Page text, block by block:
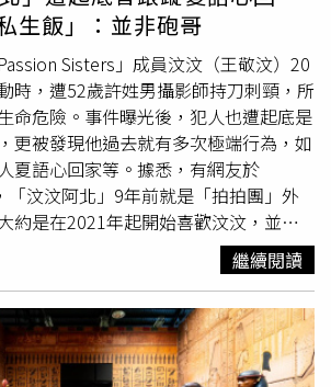
及享譽全球的阿根廷革命家切格瓦拉
）。格瓦拉於1967年在玻利維
時遭到槍決。巴爾德斯隨後加入卡斯楚
斯特臘山脈（Sierra Maestra）建立的
拉的副指揮官。他與格瓦拉並肩作戰，
拉戰役（Battle of Santa Clara）。這
塔於1959年1月1日逃離古巴前的最後
命的關鍵轉折點。革命勝利後，巴爾德
掌權後所建立的國家安全機構負責人。
樣，巴爾德斯擁有強烈的個人魅力，且
橄欖綠軍裝。直到生命最後階段，他仍
開始蓄留、帶有列夫托洛斯基（Leon
主義革命家）風格的山羊鬍。此外，
者，即使年過80歲，仍持續維持規律的
政治生涯中，巴爾德斯曾先後擔任內政
飯」：並非砲哥
Sisters」成員汶汶（王敬汶）20
時，遭52歲許姓男攝影師持刀刺頸，所
命危險。事件曝光後，犯人也遭起底是
更被發現他過去就有多次極端行為，如
夏語心回家等。據悉，有網友於
「汶汶阿北」9年前就是「拍拍團」外
約是在2021年起開始喜歡汶汶，並非
，而不少熱愛攝影的人都很愛惜羽毛，
連「攝影師」或「砲哥」都稱不上，更
飯」，甚至曾尾隨藝人夏語心回家。也
」過去喜歡文青型女藝人，曾出現在主
並現身演員謝翔雅、梁以辰等人的公開
」會以壓迫性的方式接近女性，也經常
繼續閱讀